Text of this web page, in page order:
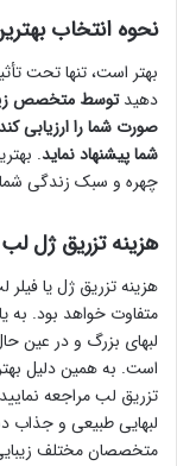
نحوه انتخاب
بهتر است، تنها تحت
دهیدتوسط متخصص
صورت شما را ارزیابی
شما پیشنهاد نماید.
چهره و سبک زندگی
هزینه تزریق ژل
هزینه تزریق ژل یا
متفاوت خواهد بود. به
لبهای بزرگ و در عین
است. به همین دلیل
تزریق لب مراجعه
لبهایی طبیعی و
متخصصان مختلف